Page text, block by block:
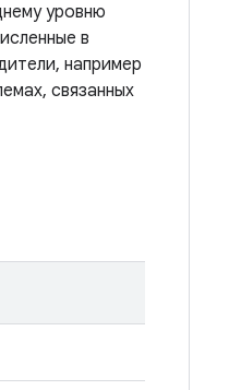
уровню
в
например
связанных